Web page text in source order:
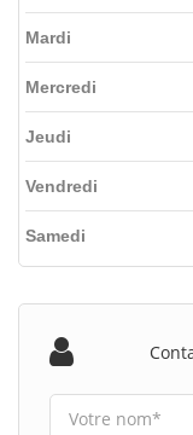
Mardi
Mercredi
Jeudi
Vendredi
Samedi